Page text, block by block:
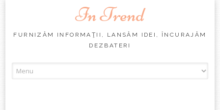
In Trend
FURNIZĂM INFORMAŢII, LANSĂM IDEI, ÎNCURAJĂM
DEZBATERI
to